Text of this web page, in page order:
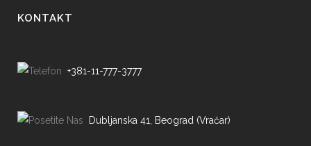
KONTAKT
+381-11-777-3777
Dubljanska 41, Beograd (Vračar)